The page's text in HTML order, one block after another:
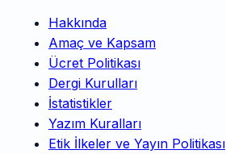
Hakkında
Amaç ve Kapsam
Ücret Politikası
Dergi Kurulları
İstatistikler
Yazım Kuralları
Etik İlkeler ve Yayın Politikası